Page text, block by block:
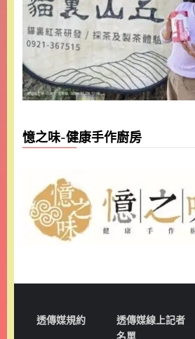
憶之味-健康手作廚房
透傳媒規約
透傳媒線上記者
名單